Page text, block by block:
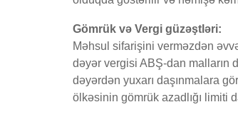
Gömrük və Vergi güzəştləri:
Məhsul sifarişini verməzdən
dəyər vergisi ABŞ-dan malların
dəyərdən yuxarı daşınmalara
ölkəsinin gömrük azadlığı limiti